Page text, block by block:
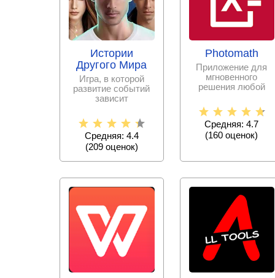
Истории
Другого Мира
Игра, в которой
развитие событий
зависит
принятых тобой
решениях.
Средняя: 4.4
(209оценок)
Photomath
Приложение для
мгновенного
решения любой
задачи с
пошаговыми
Средняя: 4.7
(160 оценок)